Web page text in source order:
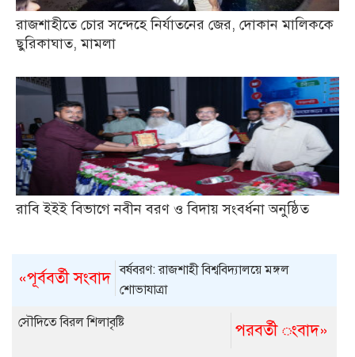
রাজশাহীতে চোর সন্দেহে নির্যাতনের জের, দোকান মালিককে
ছুরিকাঘাত, মামলা
রাবি ইইই বিভাগে নবীন বরণ ও বিদায় সংবর্ধনা অনুষ্ঠিত
«পূর্ববর্তী সংবাদ বর্ষবরণ: রাজশাহী বিশ্ববিদ্যালয়ে মঙ্গল
শোভাযাত্রা
পরবর্তী ংবাদ»
সৌদিতে বিরল শিলাবৃষ্টি